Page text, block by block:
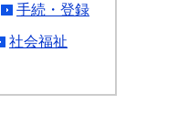
手続・登録
社会福祉